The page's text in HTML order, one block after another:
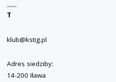
T
klub@kstig.pl
Adres siedziby:
14-200 Iława